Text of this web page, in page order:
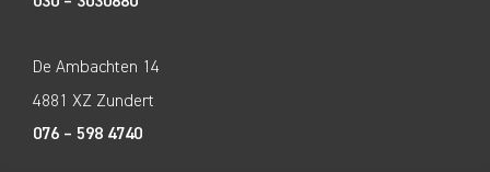
De Ambachten 14
4881 XZ Zundert
076 – 598 4740